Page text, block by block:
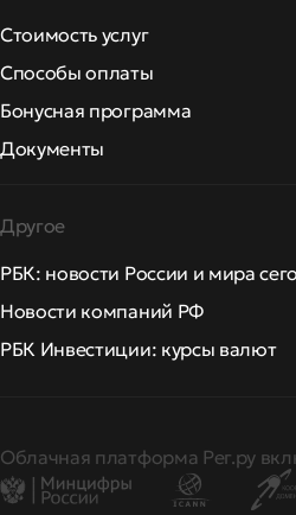
Стоимость услуг
Способы оплаты
Бонусная программа
Документы
Другое
РБК: новости России и мира
Новости компаний РФ
РБК Инвестиции: курсы валют
Облачная платформа Рег.ру